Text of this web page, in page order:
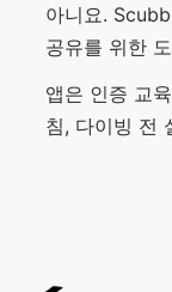
아니요.
공유를 위한
앱은 인증 교
침, 다이빙 전